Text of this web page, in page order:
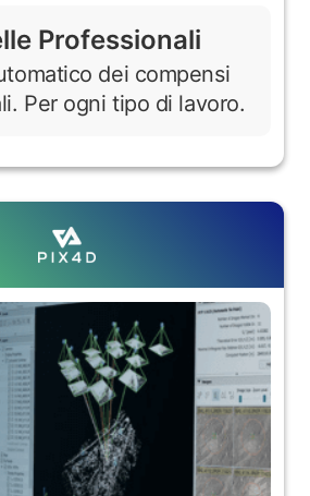
Professionali
dei compensi
Per ogni tipo di lavoro.